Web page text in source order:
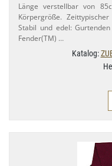
Länge verstellbar von
Körpergröße.
Stabil und edel:
Fender(TM) …
Katalog: